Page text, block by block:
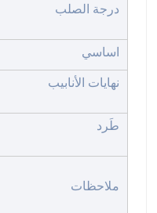
درجة الصلب
اساسي
نهايات الأنابيب
طَرد
ملاحظات